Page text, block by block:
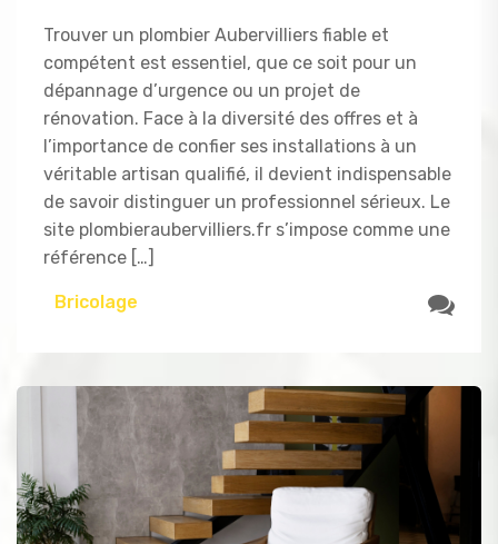
Trouver un plombier Aubervilliers fiable et
compétent est essentiel, que ce soit pour un
dépannage d’urgence ou un projet de
rénovation. Face à la diversité des offres et à
l’importance de confier ses installations à un
véritable artisan qualifié, il devient indispensable
de savoir distinguer un professionnel sérieux. Le
site plombieraubervilliers.fr s’impose comme une
référence […]
Bricolage